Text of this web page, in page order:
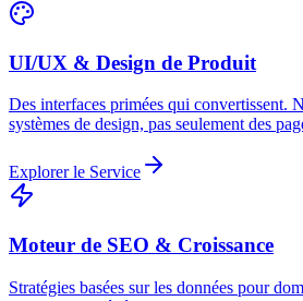
UI/UX & Design de Produit
Des interfaces primées qui convertissent.
systèmes de design, pas seulement des
Explorer le Service
Moteur de SEO & Croissance
Stratégies basées sur les données pour